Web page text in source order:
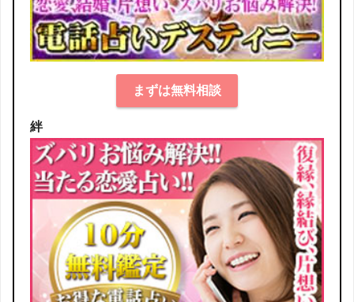
まずは無料相談
絆